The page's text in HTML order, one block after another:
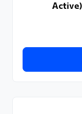
بهترین دوره آموزش اکتیودایرکتوری (Active